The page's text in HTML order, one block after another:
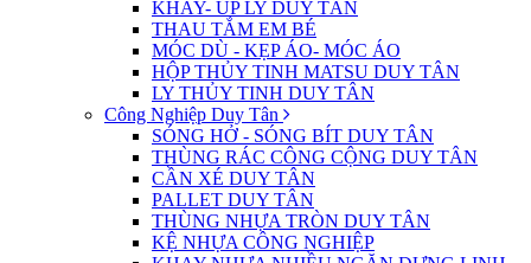
KHAY- ÚP LY DUY TÂN
THAU TẮM EM BÉ
MÓC DÙ - KẸP ÁO- MÓC ÁO
HỘP THỦY TINH MATSU DUY TÂN
LY THỦY TINH DUY TÂN
Công Nghiệp Duy Tân
SÓNG HỞ - SÓNG BÍT DUY TÂN
THÙNG RÁC CÔNG CỘNG DUY TÂN
CẦN XÉ DUY TÂN
PALLET DUY TÂN
THÙNG NHỰA TRÒN DUY TÂN
KỆ NHỰA CÔNG NGHIỆP